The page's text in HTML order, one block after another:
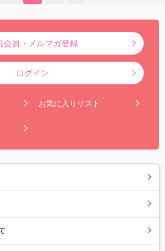
会員・メルマガ登録
ログイン
お気に入りリスト